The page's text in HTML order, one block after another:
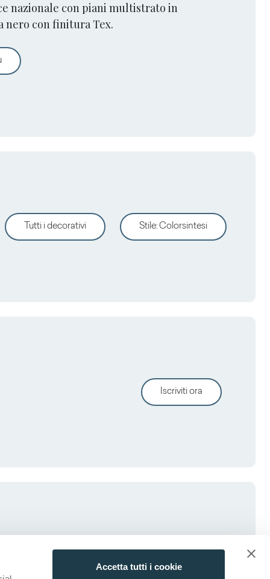
Accetta tutti i cookie
nazionale con piani multistrato in
nero con finitura Tex.
Collezione Giò by GLA Giuseppe Leida Associati
Tutti i decorativi Stile: Colorsintesi
Iscriviti ora